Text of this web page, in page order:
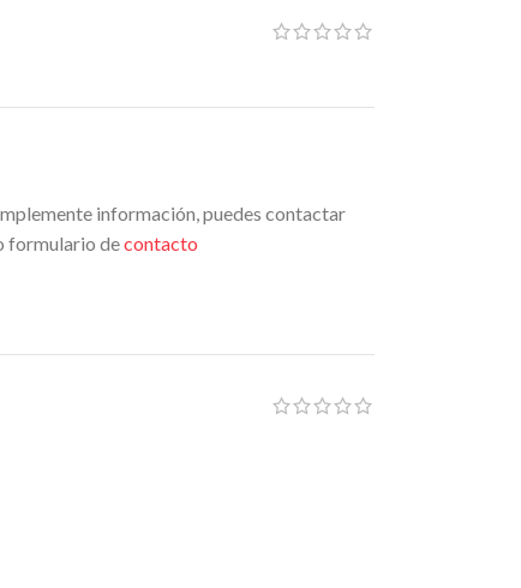
información, puedes contactar
formulario decontacto